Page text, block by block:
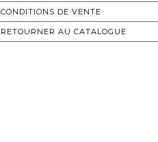
CONDITIONS DE VENTE
RETOURNER AU CATALOGUE